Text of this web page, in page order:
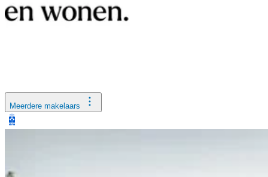
Meerdere makelaars